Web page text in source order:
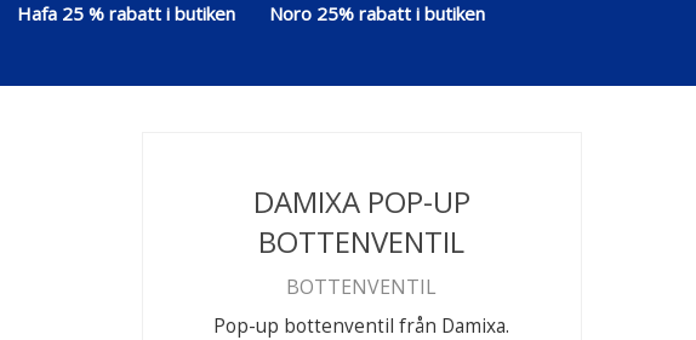
Hafa 25 % rabatt i butiken
Noro 25% rabatt i butiken
DAMIXA POP-UP
BOTTENVENTIL
BOTTENVENTIL
Pop-up bottenventil från Damixa.